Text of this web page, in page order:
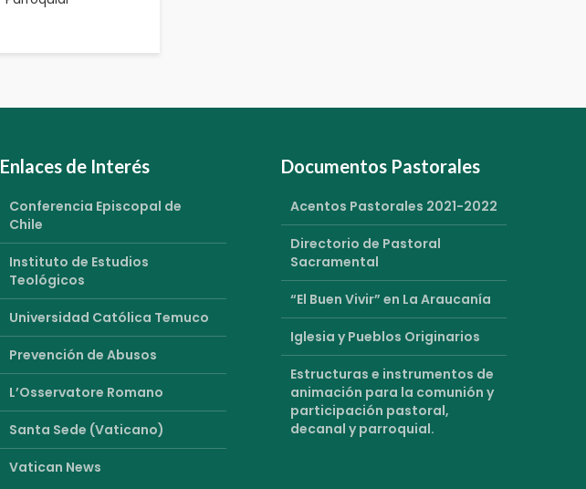
Enlaces de Interés
Conferencia Episcopal de
Chile
Instituto de Estudios
Teológicos
Universidad Católica Temuco
Prevención de Abusos
L’Osservatore Romano
Santa Sede (Vaticano)
Vatican News
Documentos Pastorales
Acentos Pastorales 2021-2022
Directorio de Pastoral
Sacramental
“El Buen Vivir” en La Araucanía
Iglesia y Pueblos Originarios
Estructuras e instrumentos de
animación para la comunión y
participación pastoral,
decanal y parroquial.